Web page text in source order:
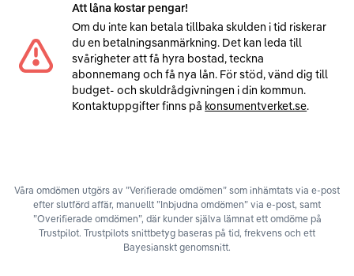
Att låna kostar pengar!
Om du inte kan betala tillbaka skulden i tid riskerar
du en betalningsanmärkning. Det kan leda till
svårigheter att få hyra bostad, teckna
abonnemang och få nya lån. För stöd, vänd dig till
budget- och skuldrådgivningen i din kommun.
Kontaktuppgifter finns på konsumentverket.se.
Våra omdömen utgörs av ”Verifierade omdömen” som inhämtats via e-post
efter slutförd affär, manuellt ”Inbjudna omdömen” via e-post, samt
”Overifierade omdömen”, där kunder själva lämnat ett omdöme på
Trustpilot. Trustpilots snittbetyg baseras på tid, frekvens och ett
Bayesianskt genomsnitt.